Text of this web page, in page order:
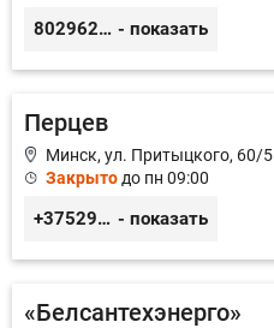
80296238800 - показать
Перцев
Минск, ул. Притыцкого, 60/5
Закрытодо пн 09:00
+375296946060 - показать
«Белсантехэнерго»